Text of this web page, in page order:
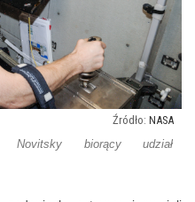
NASA
Novitsky biorący udział